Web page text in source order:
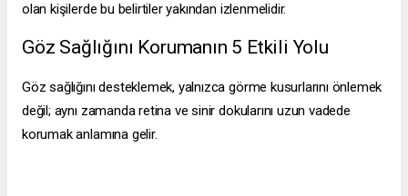
olan kişilerde bu belirtiler yakından izlenmelidir.
Göz Sağlığını Korumanın 5 Etkili Yolu
Göz sağlığını desteklemek, yalnızca görme kusurlarını önlemek
değil; aynı zamanda retina ve sinir dokularını uzun vadede
korumak anlamına gelir.